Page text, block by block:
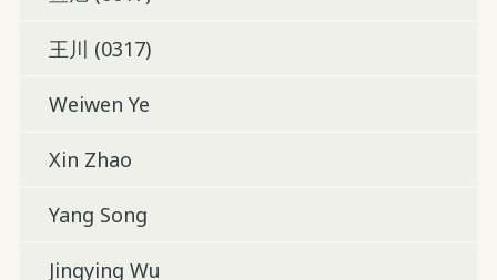
王川 (0317)
Weiwen Ye
Xin Zhao
Yang Song
Jingying Wu